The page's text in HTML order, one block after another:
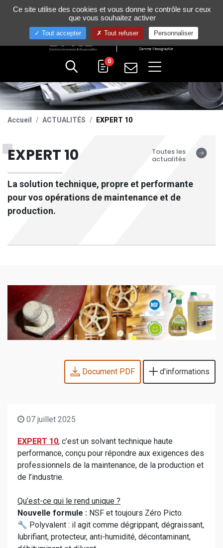
+33 (0)4 75 58 80 10
0
Accueil ACTUALITÉS EXPERT 10
EXPERT 10
La solution technique, propre et performante
pour vos opérations de maintenance et de
production.
Toutes les
actualités
Document PDF d'informations
07 juillet 2025
EXPERT 10, c’est un solvant technique haute
performance, conçu pour répondre aux exigences des
professionnels de la maintenance, de la production et
de l’industrie.
Qu’est-ce qui le rend unique ?
Nouvelle formule : NSF et toujours Zéro Picto.
🔧 Polyvalent : il agit comme dégrippant, dégraissant,
lubrifiant, protecteur, anti-humidité, décontaminant,
Gestion de vos préférences sur les cookies
Ce site utilise des cookies et vous donne le contrôle sur ceux
que vous souhaitez activer
Tout accepter Tout refuser Personnaliser